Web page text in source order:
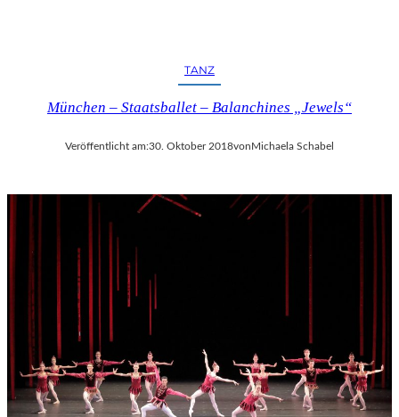
TANZ
München – Staatsballet – Balanchines „Jewels“
Veröffentlicht am:30. Oktober 2018vonMichaela Schabel